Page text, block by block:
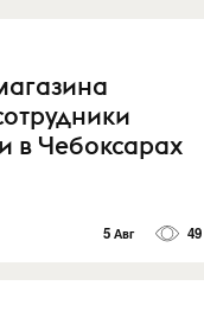
в Чебоксарах
5 Авг 49